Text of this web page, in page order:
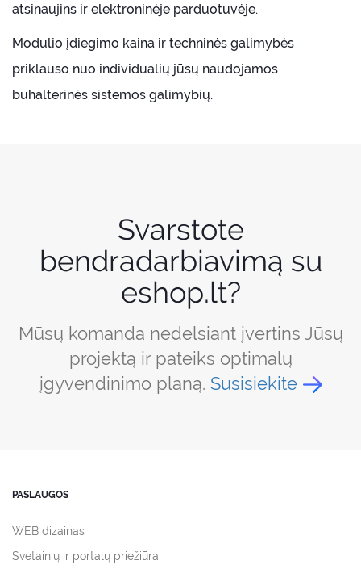
atsinaujins ir elektroninėje parduotuvėje.
Modulio įdiegimo kaina ir techninės galimybės
priklauso nuo individualių jūsų naudojamos
buhalterinės sistemos galimybių.
Svarstote
bendradarbiavimą su
eshop.lt?
Mūsų komanda nedelsiant įvertins Jūsų
projektą ir pateiks optimalų
įgyvendinimo planą. Susisiekite
PASLAUGOS
WEB dizainas
Svetainių ir portalų priežiūra